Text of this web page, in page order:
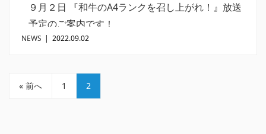
９月２日 『和牛のA4ランクを召し上がれ！』放送
予定のご案内です！
NEWS | 2022.09.02
« 前へ 1 2